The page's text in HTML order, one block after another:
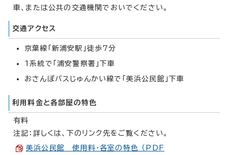
車、または公共の交通機関でおいでください。
交通アクセス
京葉線「新浦安駅」徒歩7分
1系統で「浦安警察署」下車
おさんぽバスじゅんかい線で「美浜公民館」下車
利用料金と各部屋の特色
有料
注記：詳しくは、下のリンク先をご覧ください。
美浜公民館 使用料・各室の特色 （PDF